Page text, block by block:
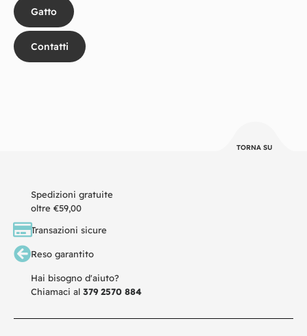
Gatto
Contatti
TORNA SU
Spedizioni gratuite
oltre €59,00
Transazioni sicure
Reso garantito
Hai bisogno d'aiuto?
Chiamaci al 379 2570 884